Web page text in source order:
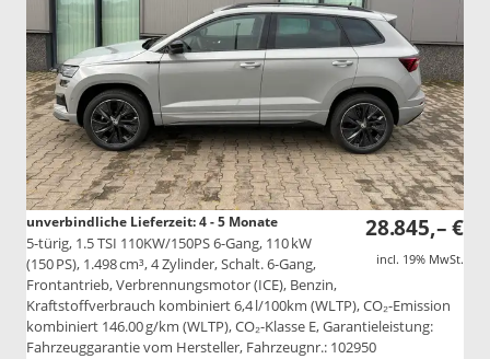
28.845,– €
incl. 19% MwSt.
unverbindliche Lieferzeit: 4 - 5 Monate
5-türig, 1.5 TSI 110KW/150PS 6-Gang, 110 kW
(150 PS), 1.498 cm³, 4 Zylinder, Schalt. 6-Gang,
Frontantrieb, Verbrennungsmotor (ICE), Benzin,
Kraftstoffverbrauch kombiniert 6,4 l/100km (WLTP), CO₂-Emission
kombiniert 146.00 g/km (WLTP), CO₂-Klasse E, Garantieleistung:
Fahrzeuggarantie vom Hersteller, Fahrzeugnr.: 102950